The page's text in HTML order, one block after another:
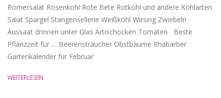
Römersalat Rosenkohl Rote Bete Rotkohl und andere Kohlarten
Salat Spargel Stangensellerie Weißkohl Wirsing Zwiebeln
Aussaat drinnen unter Glas Artischocken Tomaten Beste
Pflanzzeit für … Beerensträucher Obstbäume Rhabarber
Gartenkalender für Februar
WEITERLESEN